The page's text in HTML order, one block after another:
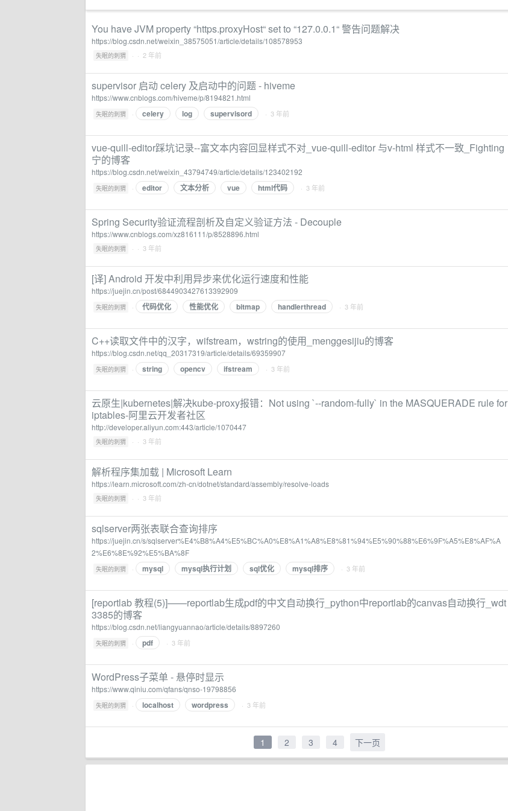
You have JVM property “https.proxyHost“ set to “127.0.0.1“ 警告问题解决
https://blog.csdn.net/weixin_38575051/article/details/108578953
失眠的刺猬 · · 2 年前
supervisor 启动 celery 及启动中的问题 - hiveme
https://www.cnblogs.com/hiveme/p/8194821.html
失眠的刺猬 · celery log supervisord · 3 年前
vue-quill-editor踩坑记录--富文本内容回显样式不对_vue-quill-editor 与v-html 样式不一致_Fighting
宁的博客
https://blog.csdn.net/weixin_43794749/article/details/123402192
失眠的刺猬 · editor 文本分析 vue html代码 · 3 年前
Spring Security验证流程剖析及自定义验证方法 - Decouple
https://www.cnblogs.com/xz816111/p/8528896.html
失眠的刺猬 · · 3 年前
[译] Android 开发中利用异步来优化运行速度和性能
https://juejin.cn/post/6844903427613392909
失眠的刺猬 · 代码优化 性能优化 bitmap handlerthread · 3 年前
C++读取文件中的汉字，wifstream，wstring的使用_menggesijiu的博客
https://blog.csdn.net/qq_20317319/article/details/69359907
失眠的刺猬 · string opencv ifstream · 3 年前
云原生|kubernetes|解决kube-proxy报错：Not using `--random-fully` in the MASQUERADE rule for
iptables-阿里云开发者社区
http://developer.aliyun.com:443/article/1070447
失眠的刺猬 · · 3 年前
解析程序集加载 | Microsoft Learn
https://learn.microsoft.com/zh-cn/dotnet/standard/assembly/resolve-loads
失眠的刺猬 · · 3 年前
sqlserver两张表联合查询排序
https://juejin.cn/s/sqlserver%E4%B8%A4%E5%BC%A0%E8%A1%A8%E8%81%94%E5%90%88%E6%9F%A5%E8%AF%A
2%E6%8E%92%E5%BA%8F
失眠的刺猬 · mysql mysql执行计划 sql优化 mysql排序 · 3 年前
[reportlab 教程(5)]——reportlab生成pdf的中文自动换行_python中reportlab的canvas自动换行_wdt
3385的博客
https://blog.csdn.net/liangyuannao/article/details/8897260
失眠的刺猬 · pdf · 3 年前
WordPress子菜单 - 悬停时显示
https://www.qiniu.com/qfans/qnso-19798856
失眠的刺猬 · localhost wordpress · 3 年前
1 2 3 4 下一页